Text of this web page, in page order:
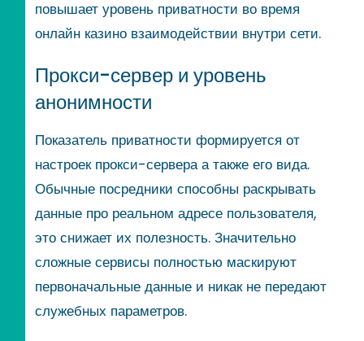
повышает уровень приватности во время
онлайн казино взаимодействии внутри сети.
Прокси-сервер и уровень
анонимности
Показатель приватности формируется от
настроек прокси-сервера а также его вида.
Обычные посредники способны раскрывать
данные про реальном адресе пользователя,
это снижает их полезность. Значительно
сложные сервисы полностью маскируют
первоначальные данные и никак не передают
служебных параметров.